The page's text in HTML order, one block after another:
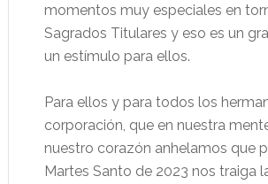
momentos muy especiales en
Sagrados Titulares y eso es un
un estímulo para ellos.
Para ellos y para todos los
corporación, que en nuestra
nuestro corazón anhelamos que
Martes Santo de 2023 nos traiga